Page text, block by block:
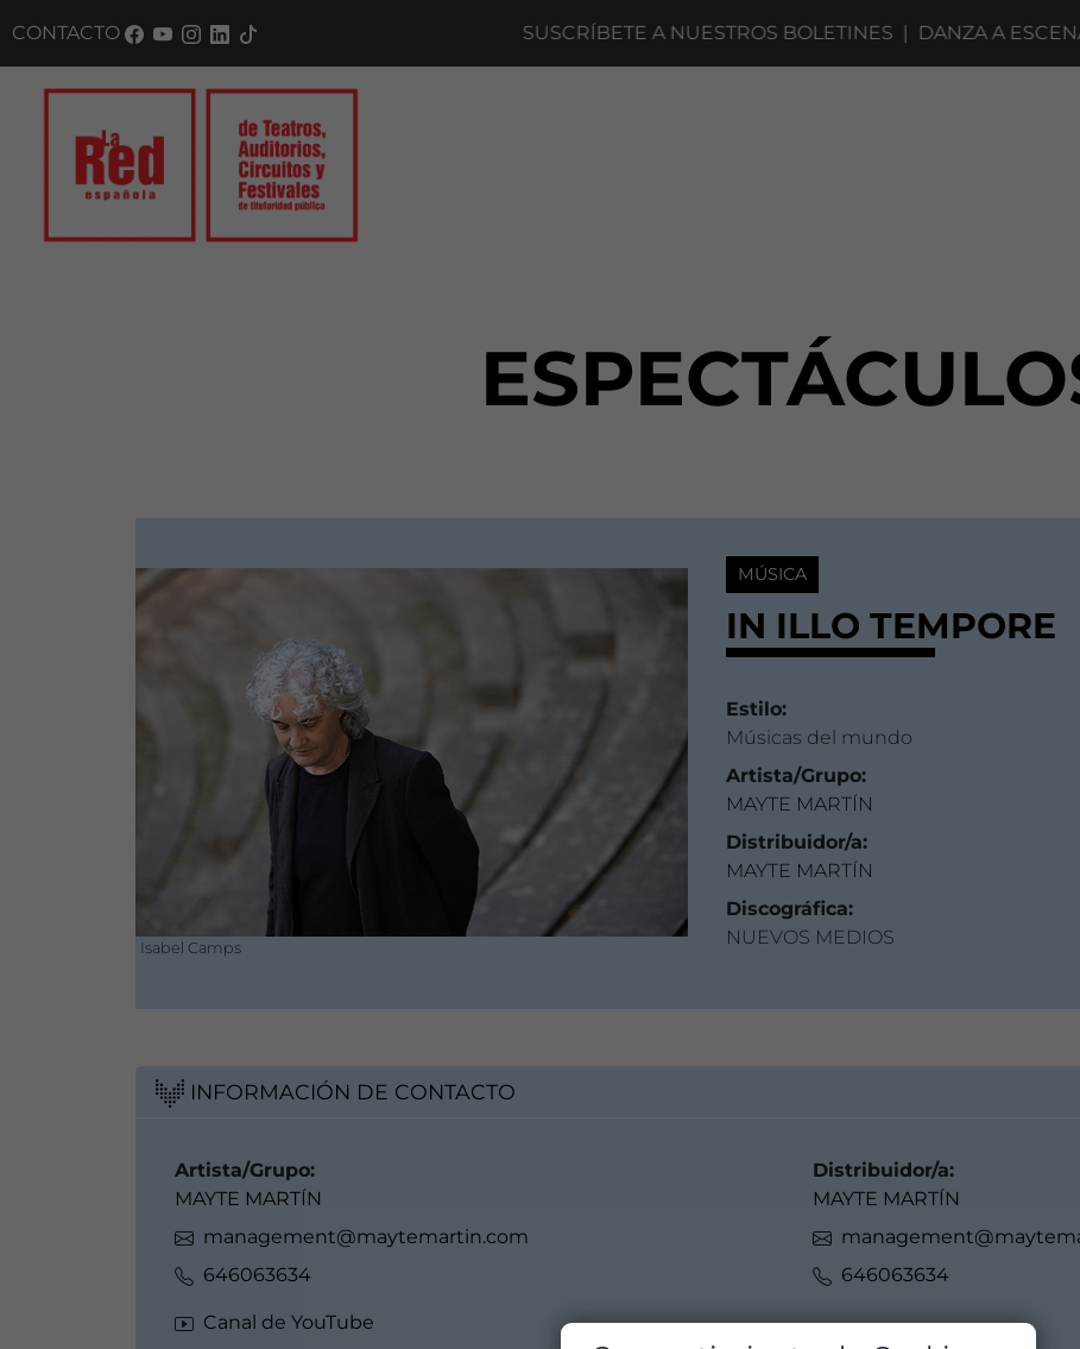
CONTACTO SUSCRÍBETE A NUESTROS BOLETINES|DANZA A ESCENA
Isabel Camps
MÚSICA
IN ILLO TEMPORE
Estilo:
Músicas del mundo
Artista/Grupo:
MAYTE MARTÍN
Distribuidor/a:
MAYTE MARTÍN
Discográfica:
NUEVOS MEDIOS
INFORMACIÓN DE CONTACTO
Artista/Grupo:
MAYTE MARTÍN
management@maytemartin.com
646063634
Distribuidor/a:
MAYTE MARTÍN
646063634
Canal de YouTube